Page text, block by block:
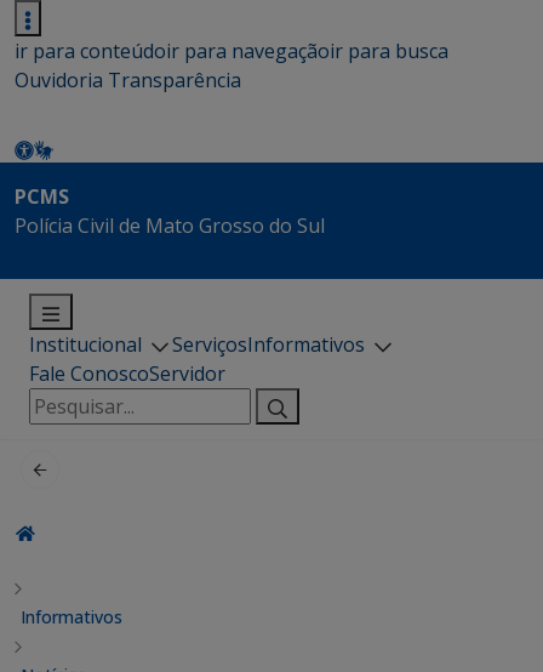
ir para conteúdoir para navegaçãoir para busca
Ouvidoria Transparência
PCMS
Polícia Civil de Mato Grosso do Sul
Institucional ServiçosInformativos
Fale ConoscoServidor
Pesquisar
por:
Informativos